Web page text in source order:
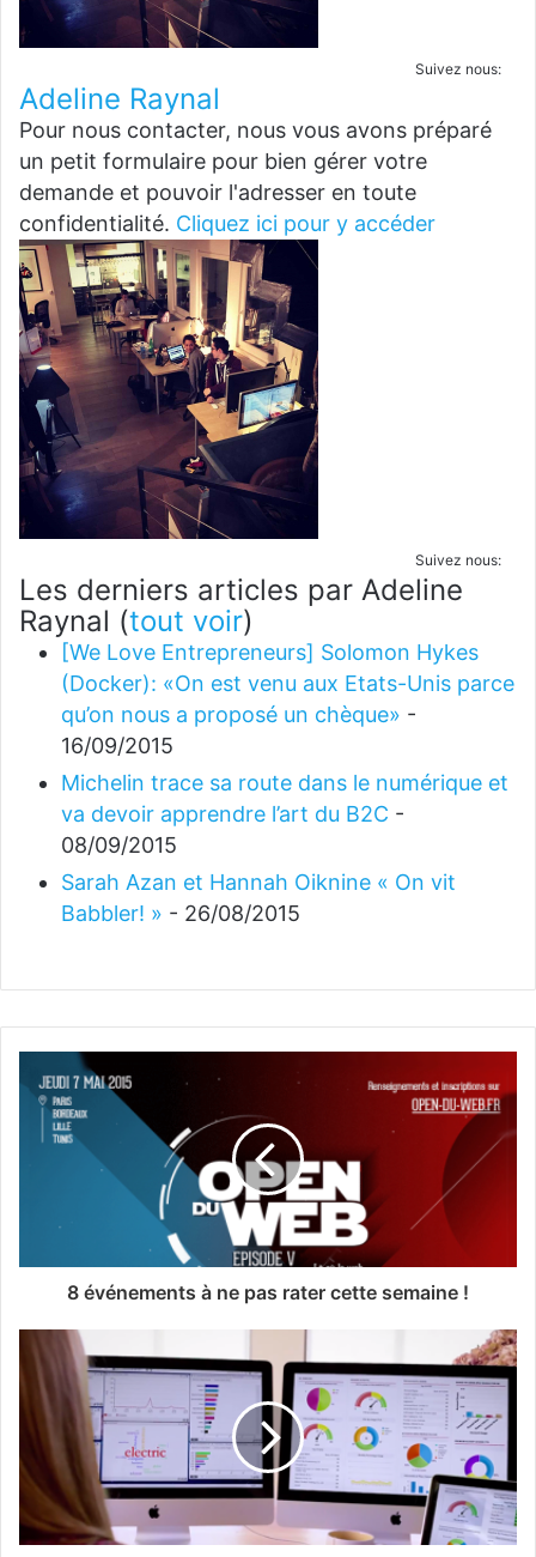
Suivez nous:
Adeline Raynal
Pour nous contacter, nous vous avons préparé
un petit formulaire pour bien gérer votre
demande et pouvoir l'adresser en toute
confidentialité. Cliquez ici pour y accéder
Suivez nous:
Les derniers articles par Adeline
Raynal (tout voir)
[We Love Entrepreneurs] Solomon Hykes
(Docker): «On est venu aux Etats-Unis parce
qu’on nous a proposé un chèque» -
16/09/2015
Michelin trace sa route dans le numérique et
va devoir apprendre l’art du B2C -
08/09/2015
Sarah Azan et Hannah Oiknine « On vit
Babbler! » - 26/08/2015
8 événements à ne pas rater cette semaine !